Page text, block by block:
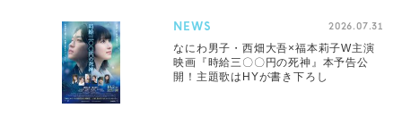
NEWS 2026.07.31
なにわ男子・西畑大吾×福本莉子W主演
映画『時給三〇〇円の死神』本予告公
開！主題歌はHYが書き下ろし